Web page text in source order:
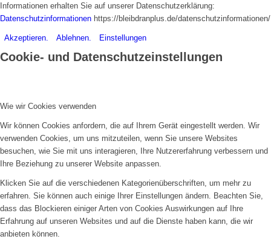
Informationen erhalten Sie auf unserer Datenschutzerklärung:
Datenschutzinformationen https://bleibdranplus.de/datenschutzinformationen/
Akzeptieren. Ablehnen. Einstellungen
Cookie- und Datenschutzeinstellungen
Wie wir Cookies verwenden
Wir können Cookies anfordern, die auf Ihrem Gerät eingestellt werden. Wir
verwenden Cookies, um uns mitzuteilen, wenn Sie unsere Websites
besuchen, wie Sie mit uns interagieren, Ihre Nutzererfahrung verbessern und
Ihre Beziehung zu unserer Website anpassen.
Klicken Sie auf die verschiedenen Kategorienüberschriften, um mehr zu
erfahren. Sie können auch einige Ihrer Einstellungen ändern. Beachten Sie,
dass das Blockieren einiger Arten von Cookies Auswirkungen auf Ihre
Erfahrung auf unseren Websites und auf die Dienste haben kann, die wir
anbieten können.